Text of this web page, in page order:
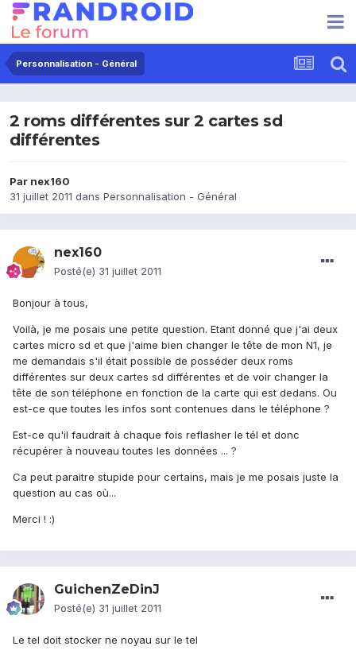
Personnalisation - Général
2 roms différentes sur 2 cartes sd
différentes
Par nex160
31 juillet 2011 dans Personnalisation - Général
nex160
Posté(e) 31 juillet 2011
Bonjour à tous,
Voilà, je me posais une petite question. Etant donné que j'ai deux
cartes micro sd et que j'aime bien changer le tête de mon N1, je
me demandais s'il était possible de posséder deux roms
différentes sur deux cartes sd différentes et de voir changer la
tête de son téléphone en fonction de la carte qui est dedans. Ou
est-ce que toutes les infos sont contenues dans le téléphone ?
Est-ce qu'il faudrait à chaque fois reflasher le tél et donc
récupérer à nouveau toutes les données ... ?
Ca peut paraitre stupide pour certains, mais je me posais juste la
question au cas où...
Merci ! :)
GuichenZeDinJ
Posté(e) 31 juillet 2011
Le tel doit stocker ne noyau sur le tel